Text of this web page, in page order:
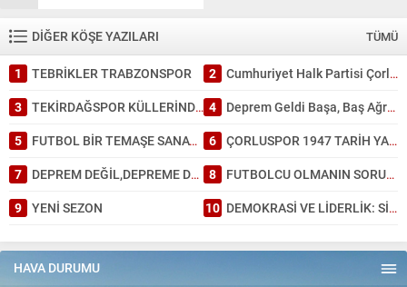
DİĞER KÖŞE YAZILARI TÜMÜ
1 TEBRİKLER TRABZONSPOR 2 Cumhuriyet Halk Partisi Çorlu’da ayağına; İl Başkanlığında da kafasına sıktı
3 TEKİRDAĞSPOR KÜLLERİNDEN DOĞDU: TARİHİ BİR GALİBİYET! 4
Deprem Geldi Başa, Baş Ağrısı Bahane: Tekirdağ Depreme Ne Kadar Hazır?
5
FUTBOL BİR TEMAŞE SANATI GİBİDİR. 6 ÇORLUSPOR 1947 TARİH YAZDI.
7
DEPREM DEĞİL,DEPREME DAYANAKSIZ BİNA ÖLDÜRÜR. 8
FUTBOLCU OLMANIN SORUMLULUĞU.
9 YENİ SEZON 10 DEMOKRASİ VE LİDERLİK: SİYASİ PARTİLERİN DÖNÜŞÜMÜ
HAVA DURUMU